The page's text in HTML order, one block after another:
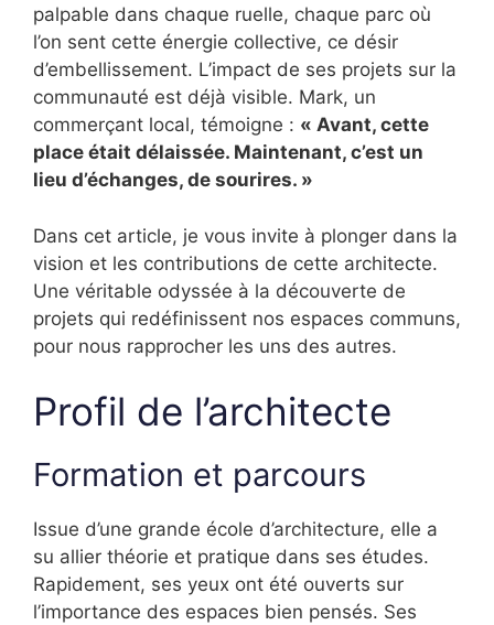
palpable dans chaque ruelle, chaque parc où
l’on sent cette énergie collective, ce désir
d’embellissement. L’impact de ses projets sur la
communauté est déjà visible. Mark, un
commerçant local, témoigne : « Avant, cette
place était délaissée. Maintenant, c’est un
lieu d’échanges, de sourires. »
Dans cet article, je vous invite à plonger dans la
vision et les contributions de cette architecte.
Une véritable odyssée à la découverte de
projets qui redéfinissent nos espaces communs,
pour nous rapprocher les uns des autres.
Profil de l’architecte
Formation et parcours
Issue d’une grande école d’architecture, elle a
su allier théorie et pratique dans ses études.
Rapidement, ses yeux ont été ouverts sur
l’importance des espaces bien pensés. Ses